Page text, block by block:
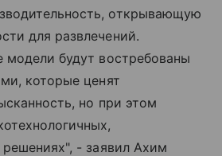
открывающую
для развлечений.
будут востребованы
которые ценят
но при этом
- заявил Ахим